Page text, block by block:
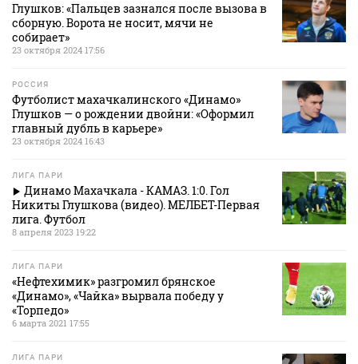
Глушков: «Пальцев зазнался после вызова в
сборную. Ворота не носит, мячи не
собирает»
23 октября 2024 17:56
РОССИЯ
Футболист махачкалинского «Динамо»
Глушков — о рождении двойни: «Оформил
главный дубль в карьере»
23 октября 2024 16:43
ЛИГА ПАРИ
Динамо Махачкала - КАМАЗ. 1:0. Гол
Никиты Глушкова (видео). МЕЛБЕТ-Первая
лига. Футбол
8 апреля 2023 19:22
ЛИГА ПАРИ
«Нефтехимик» разгромил брянское
«Динамо», «Чайка» вырвала победу у
«Торпедо»
6 марта 2021 17:55
ЛИГА ПАРИ